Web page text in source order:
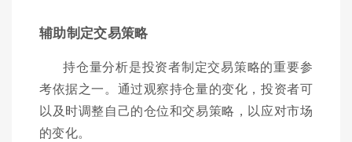
辅助制定交易策略
持仓量分析是投资者制定交易策略的重要参
考依据之一。通过观察持仓量的变化，投资者可
以及时调整自己的仓位和交易策略，以应对市场
的变化。